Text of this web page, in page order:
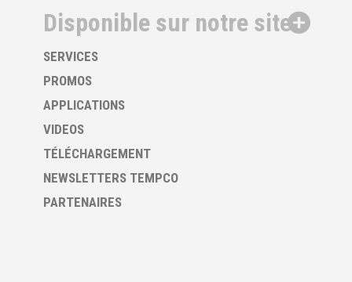
Disponible sur notre site
SERVICES
PROMOS
APPLICATIONS
VIDEOS
TÉLÉCHARGEMENT
NEWSLETTERS TEMPCO
PARTENAIRES